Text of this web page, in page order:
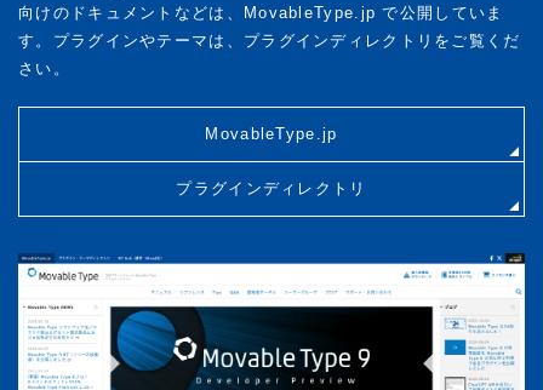
向けのドキュメントなどは、MovableType.jp で公開していま
す。プラグインやテーマは、プラグインディレクトリをご覧くだ
さい。
MovableType.jp
プラグインディレクトリ